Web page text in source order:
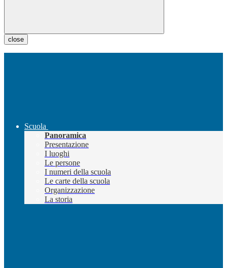
close
Scuola
Panoramica
Presentazione
I luoghi
Le persone
I numeri della scuola
Le carte della scuola
Organizzazione
La storia